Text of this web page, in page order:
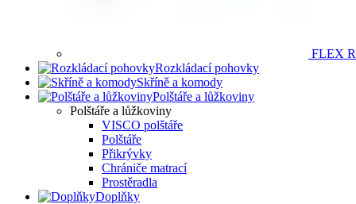
FLEX
Rozkládací pohovky
Skříně a komody
Polštáře a lůžkoviny
Polštáře a lůžkoviny
VISCO polštáře
Polštáře
Přikrývky
Chrániče matrací
Prostěradla
Doplňky